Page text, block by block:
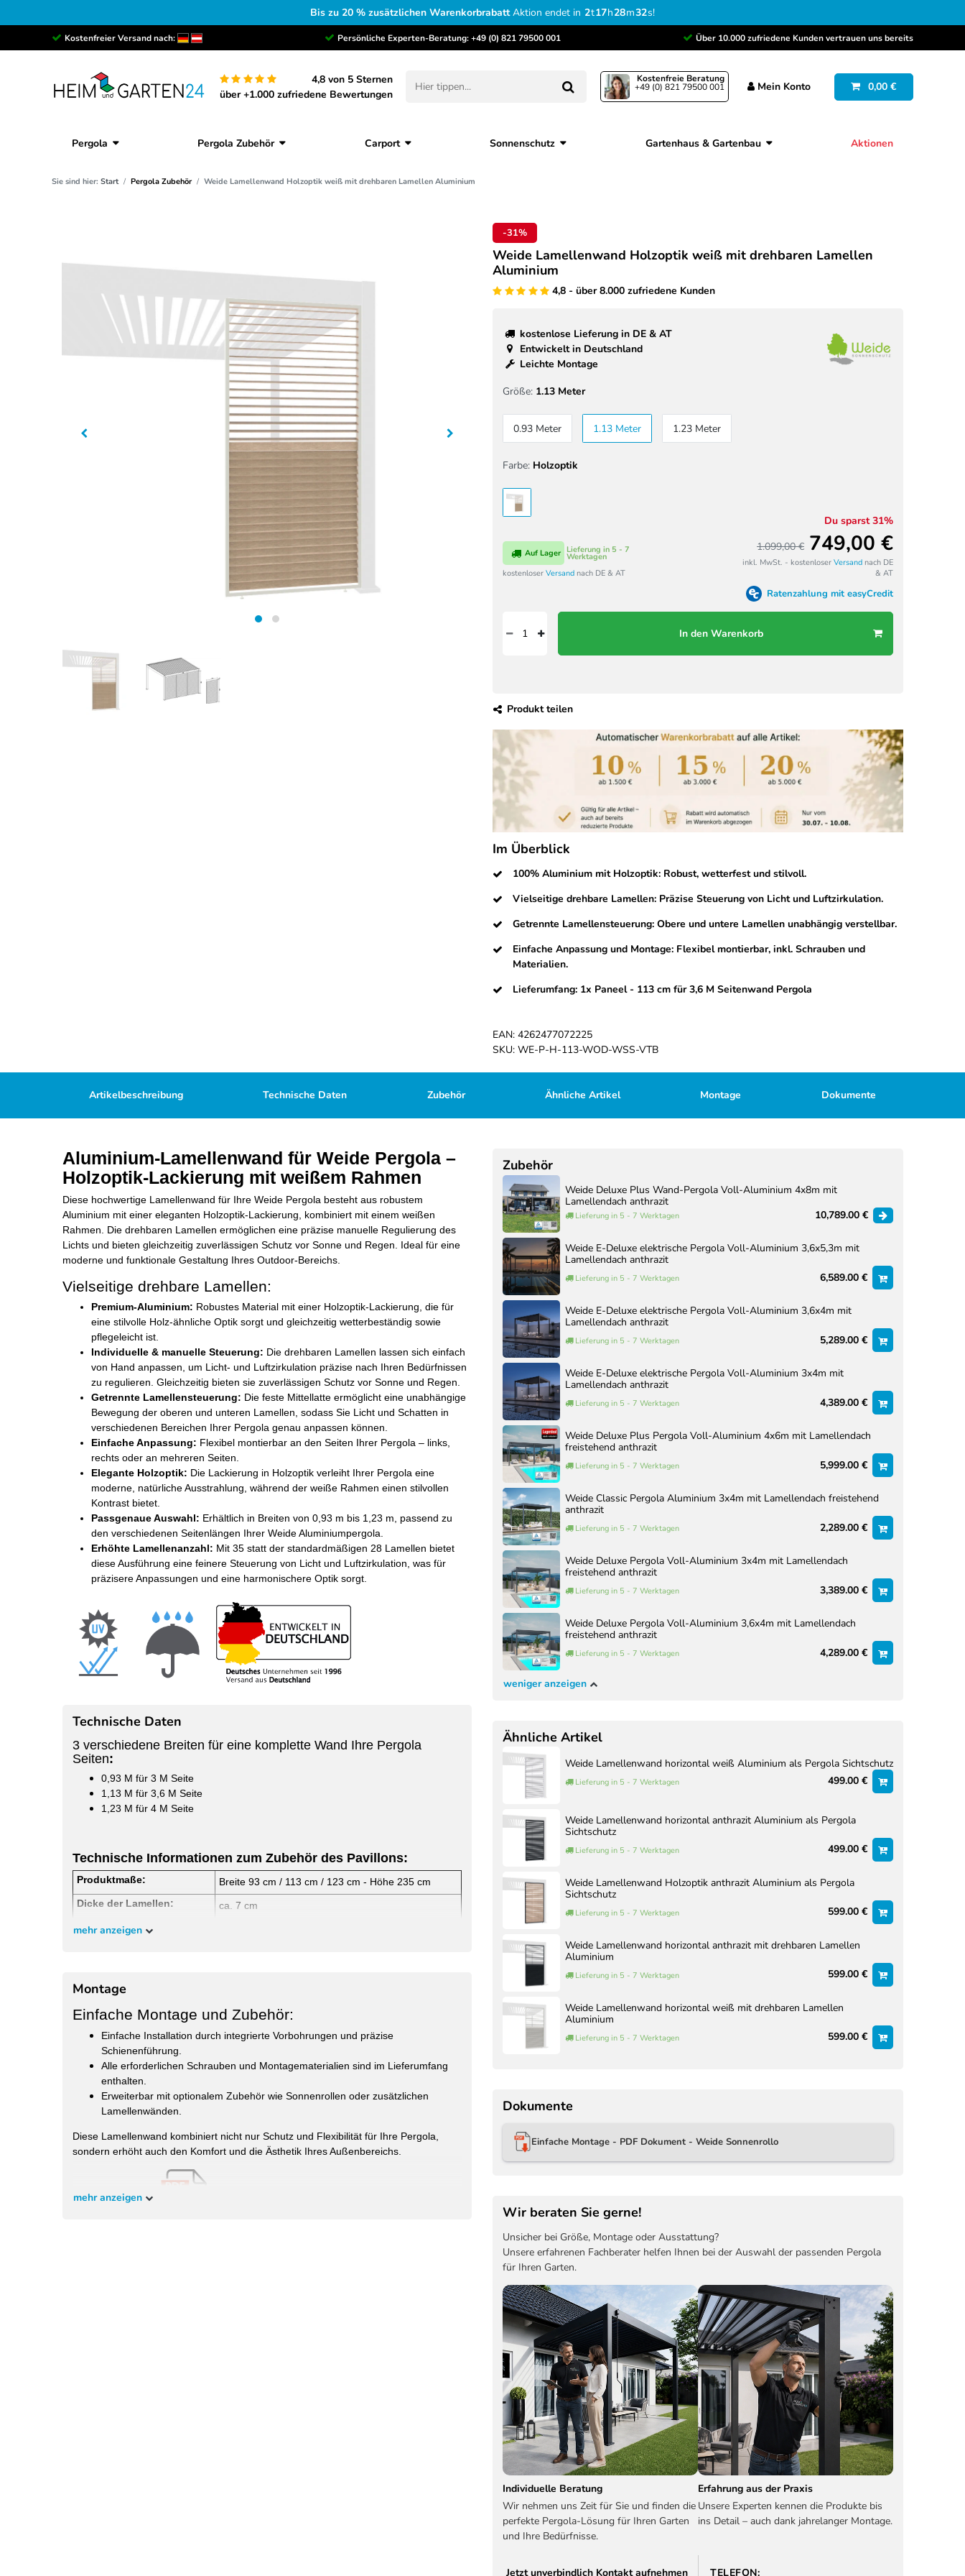
Bis zu 20 % zusätzlichen WarenkorbrabattAktion endet in 2t17h28m31s!
Kostenfreier Versand nach: Persönliche Experten-Beratung:+49 (0) 821 79500 001 Über 10.000 zufriedene Kunden vertrauen uns bereits
4,8 von 5 Sternen
über +1.000 zufriedene Bewertungen
Kostenfreie Beratung
+49 (0) 821 79500 001 Mein Konto 0,00 €
Pergola Pergola Zubehör Carport Sonnenschutz Gartenhaus & Gartenbau Aktionen
Sie sind hier: Start Pergola Zubehör Weide Lamellenwand Holzoptik weiß mit drehbaren Lamellen Aluminium
-31%
Weide Lamellenwand Holzoptik weiß mit drehbaren Lamellen
Aluminium
4,8 - über 8.000 zufriedene Kunden
kostenlose Lieferung in DE & AT
Entwickelt in Deutschland
Leichte Montage
Größe: 1.13 Meter
0.93 Meter 1.13 Meter 1.23 Meter
Farbe: Holzoptik
Lieferung in 5 - 7
Werktagen
Auf Lager
kostenloser Versand nach DE & AT
Du sparst 31%
1.099,00 € 749,00 €
inkl. MwSt. - kostenloser Versand nach DE
& AT
Ratenzahlung mit easyCredit
In den Warenkorb
Produkt teilen
Im Überblick
100% Aluminium mit Holzoptik: Robust, wetterfest und stilvoll.
Vielseitige drehbare Lamellen: Präzise Steuerung von Licht und Luftzirkulation.
Getrennte Lamellensteuerung: Obere und untere Lamellen unabhängig verstellbar.
Einfache Anpassung und Montage: Flexibel montierbar, inkl. Schrauben und
Materialien.
Lieferumfang: 1x Paneel - 113 cm für 3,6 M Seitenwand Pergola
EAN: 4262477072225
SKU: WE-P-H-113-WOD-WSS-VTB
Artikelbeschreibung Technische Daten Zubehör Ähnliche Artikel Montage Dokumente
Aluminium-Lamellenwand für Weide Pergola –
Holzoptik-Lackierung mit weißem Rahmen
Diese hochwertige Lamellenwand für Ihre Weide Pergola besteht aus robustem
Aluminium mit einer eleganten Holzoptik-Lackierung, kombiniert mit einem weißen
Rahmen. Die drehbaren Lamellen ermöglichen eine präzise manuelle Regulierung des
Lichts und bieten gleichzeitig zuverlässigen Schutz vor Sonne und Regen. Ideal für eine
moderne und funktionale Gestaltung Ihres Outdoor-Bereichs.
Vielseitige drehbare Lamellen:
Premium-Aluminium: Robustes Material mit einer Holzoptik-Lackierung, die für
eine stilvolle Holz-ähnliche Optik sorgt und gleichzeitig wetterbeständig sowie
pflegeleicht ist.
Individuelle & manuelle Steuerung: Die drehbaren Lamellen lassen sich einfach
von Hand anpassen, um Licht- und Luftzirkulation präzise nach Ihren Bedürfnissen
zu regulieren. Gleichzeitig bieten sie zuverlässigen Schutz vor Sonne und Regen.
Getrennte Lamellensteuerung: Die feste Mittellatte ermöglicht eine unabhängige
Bewegung der oberen und unteren Lamellen, sodass Sie Licht und Schatten in
verschiedenen Bereichen Ihrer Pergola genau anpassen können.
Einfache Anpassung: Flexibel montierbar an den Seiten Ihrer Pergola – links,
rechts oder an mehreren Seiten.
Elegante Holzoptik: Die Lackierung in Holzoptik verleiht Ihrer Pergola eine
moderne, natürliche Ausstrahlung, während der weiße Rahmen einen stilvollen
Kontrast bietet.
Passgenaue Auswahl: Erhältlich in Breiten von 0,93 m bis 1,23 m, passend zu
den verschiedenen Seitenlängen Ihrer Weide Aluminiumpergola.
Erhöhte Lamellenanzahl: Mit 35 statt der standardmäßigen 28 Lamellen bietet
diese Ausführung eine feinere Steuerung von Licht und Luftzirkulation, was für
präzisere Anpassungen und eine harmonischere Optik sorgt.
Technische Daten
3 verschiedene Breiten für eine komplette Wand Ihre Pergola
Seiten:
0,93 M für 3 M Seite
1,13 M für 3,6 M Seite
1,23 M für 4 M Seite
Technische Informationen zum Zubehör des Pavillons:
Produktmaße:
Breite 93 cm / 113 cm / 123 cm - Höhe 235 cm
Dicke der Lamellen:
ca. 7 cm
Anzahl der Lamellen:
RAL-Code Farbe:
Materialzusammensetzung:
Abstand Streben:
Streben:
Verstellbar, oben und unten durch feste Lamellen
mehr anzeigen
Montage
Einfache Montage und Zubehör:
Einfache Installation durch integrierte Vorbohrungen und präzise
Schienenführung.
Alle erforderlichen Schrauben und Montagematerialien sind im Lieferumfang
enthalten.
Erweiterbar mit optionalem Zubehör wie Sonnenrollen oder zusätzlichen
Lamellenwänden.
Diese Lamellenwand kombiniert nicht nur Schutz und Flexibilität für Ihre Pergola,
sondern erhöht auch den Komfort und die Ästhetik Ihres Außenbereichs.
Montageanleitung:
mehr anzeigen
Zubehör
Weide Deluxe Plus Wand-Pergola Voll-Aluminium 4x8m mit
Lamellendach anthrazit
Lieferung in 5 - 7 Werktagen 10,789.00 €
Weide E-Deluxe elektrische Pergola Voll-Aluminium 3,6x5,3m mit
Lamellendach anthrazit
Lieferung in 5 - 7 Werktagen 6,589.00 €
Weide E-Deluxe elektrische Pergola Voll-Aluminium 3,6x4m mit
Lamellendach anthrazit
Lieferung in 5 - 7 Werktagen 5,289.00 €
Weide E-Deluxe elektrische Pergola Voll-Aluminium 3x4m mit
Lamellendach anthrazit
Lieferung in 5 - 7 Werktagen 4,389.00 €
Weide Deluxe Plus Pergola Voll-Aluminium 4x6m mit Lamellendach
freistehend anthrazit
Lieferung in 5 - 7 Werktagen 5,999.00 €
Weide Classic Pergola Aluminium 3x4m mit Lamellendach freistehend
anthrazit
Lieferung in 5 - 7 Werktagen 2,289.00 €
Weide Deluxe Pergola Voll-Aluminium 3x4m mit Lamellendach
freistehend anthrazit
Lieferung in 5 - 7 Werktagen 3,389.00 €
Weide Deluxe Pergola Voll-Aluminium 3,6x4m mit Lamellendach
freistehend anthrazit
Lieferung in 5 - 7 Werktagen 4,289.00 €
weniger anzeigen
Ähnliche Artikel
Weide Lamellenwand horizontal weiß Aluminium als Pergola Sichtschutz
Lieferung in 5 - 7 Werktagen 499.00 €
Weide Lamellenwand horizontal anthrazit Aluminium als Pergola
Sichtschutz
Lieferung in 5 - 7 Werktagen 499.00 €
Weide Lamellenwand Holzoptik anthrazit Aluminium als Pergola
Sichtschutz
Lieferung in 5 - 7 Werktagen 599.00 €
Weide Lamellenwand horizontal anthrazit mit drehbaren Lamellen
Aluminium
Lieferung in 5 - 7 Werktagen 599.00 €
Weide Lamellenwand horizontal weiß mit drehbaren Lamellen
Aluminium
Lieferung in 5 - 7 Werktagen 599.00 €
Dokumente
Einfache Montage - PDF Dokument - Weide Sonnenrollo
Wir beraten Sie gerne!
Unsicher bei Größe, Montage oder Ausstattung?
Unsere erfahrenen Fachberater helfen Ihnen bei der Auswahl der passenden Pergola
für Ihren Garten.
Individuelle Beratung
Wir nehmen uns Zeit für Sie und finden die
perfekte Pergola-Lösung für Ihren Garten
und Ihre Bedürfnisse.
Erfahrung aus der Praxis
Unsere Experten kennen die Produkte bis
ins Detail – auch dank jahrelanger Montage.
Jetzt unverbindlich Kontakt aufnehmen TELEFON: